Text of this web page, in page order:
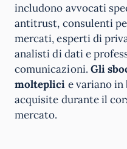
includono avvocati
antitrust, consulenti
mercati, esperti di
analisti di dati e
comunicazioni. Gli
molteplici e variano in
acquisite durante il
mercato.